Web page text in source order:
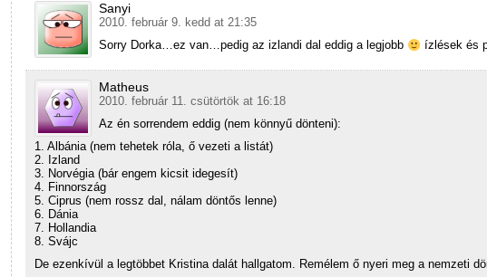
Sanyi
2010. február 9. kedd at 21:35
Sorry Dorka…ez van…pedig az izlandi dal eddig a legjobb
ízlések és
Matheus
2010. február 11. csütörtök at 16:18
Az én sorrendem eddig (nem könnyű dönteni):
1. Albánia (nem tehetek róla, ő vezeti a listát)
2. Izland
3. Norvégia (bár engem kicsit idegesít)
4. Finnország
5. Ciprus (nem rossz dal, nálam döntős lenne)
6. Dánia
7. Hollandia
8. Svájc
De ezenkívül a legtöbbet Kristina dalát hallgatom. Remélem ő nyeri meg a nemzeti